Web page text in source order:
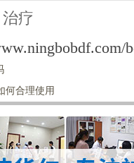
治疗
何合理使用